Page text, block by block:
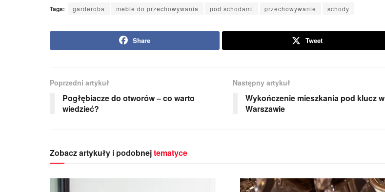
Tags: garderoba meble do przechowywania pod schodami przechowywanie schody
Share Tweet
Poprzedni artykuł
Pogłębiacze do otworów – co warto
wiedzieć?
Następny artykuł
Wykończenie mieszkania pod klucz w
Warszawie
Zobacz artykuły i podobnejtematyce